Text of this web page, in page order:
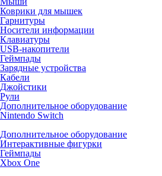
Коврики для мышек
Гарнитуры
Носители информации
Клавиатуры
USB-накопители
Геймпады
Зарядные устройства
Кабели
Джойстики
Рули
Дополнительное оборудование
Nintendo Switch
Дополнительное оборудование
Интерактивные фигурки
Геймпады
Xbox One